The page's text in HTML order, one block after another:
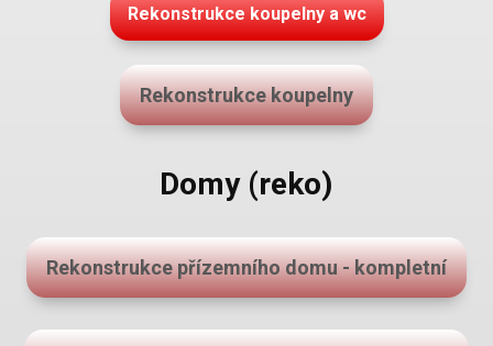
Rekonstrukce koupelny a wc
Rekonstrukce koupelny
Domy (reko)
Rekonstrukce přízemního domu - kompletní